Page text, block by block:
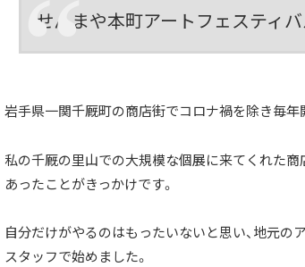
せんまや本町アートフェスティ
岩手県一関千厩町の商店街でコロナ禍を除き毎年
私の千厩の里山での大規模な個展に来てくれた商
あったことがきっかけです。
自分だけがやるのはもったいないと思い、地元の
スタッフで始めました。